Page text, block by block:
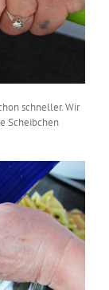
schneller. Wir
Scheibchen